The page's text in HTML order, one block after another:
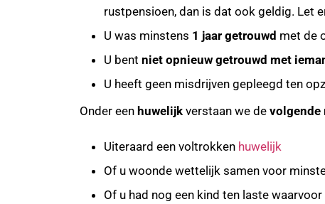
rustpensioen, dan is dat ook geldig. Let
U was minstens 1 jaar getrouwd met de
U bent niet opnieuw getrouwd met
U heeft geen misdrijven gepleegd ten
Onder een huwelijk verstaan we de volgende
Uiteraard een voltrokken huwelijk
Of u woonde wettelijk samen voor
Of u had nog een kind ten laste waarvoor